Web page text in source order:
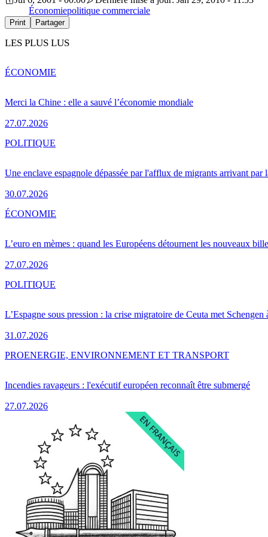
Économiepolitique commerciale
Print Partager
LES PLUS LUS
Merci la Chine : elle a sauvé l’économie mondiale
27.07.2026
ÉCONOMIE
Une enclave espagnole dépassée par l'afflux de migrants arrivant par
30.07.2026
POLITIQUE
L’euro en mèmes : quand les Européens détournent les nouveaux
27.07.2026
ÉCONOMIE
L’Espagne sous pression : la crise migratoire de Ceuta met Schengen
31.07.2026
POLITIQUE
Incendies ravageurs : l'exécutif européen reconnaît être submergé
27.07.2026
PROENERGIE, ENVIRONNEMENT ET TRANSPORT